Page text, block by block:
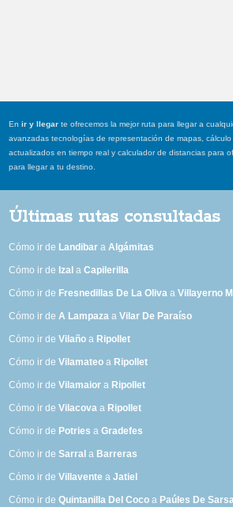
Enir y llegar te ofrecemos la mejor ruta para llegar a
avanzadas tecnologías de representación de mapas,
actualizados en tiempo real y calculador de distancias para
para llegar a tu destino.
Últimas rutas consultadas
Cómo ir de Landibar aAlgámitas
Cómo ir de Izal aCapilerilla
Cómo ir de Fresnedillas De La Oliva aVillayerno
Cómo ir deA Lampaza aVilar De Paraíso
Cómo ir deVilaño a Ripollet
Cómo ir deVilamateo a Ripollet
Cómo ir deVilamaior a Ripollet
Cómo ir deVilacova a Ripollet
Cómo ir de Potries aGradefes
Cómo ir deSarral a Barreras
Cómo ir deVillavente aJatiel
Cómo ir deQuintanilla Del Coco a Paúles De